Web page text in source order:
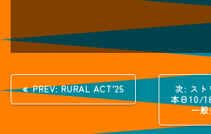
投
稿
PREV:過
去
の
RURAL ACT’25 次: 次
の
投
スト
本日10/
一